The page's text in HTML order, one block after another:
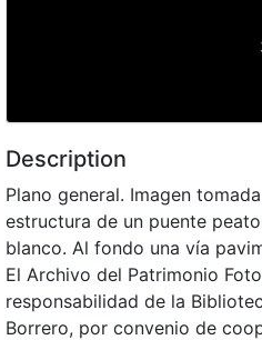
Description
Plano general. Imagen
estructura de un puente
blanco. Al fondo una vía
El Archivo del Patrimonio
responsabilidad de la
Borrero, por convenio de